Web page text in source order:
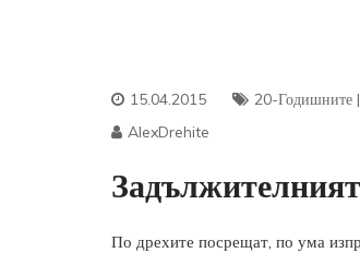
15.04.2015 20-Годишните |
AlexDrehite
По дрехите посрещат, по ума